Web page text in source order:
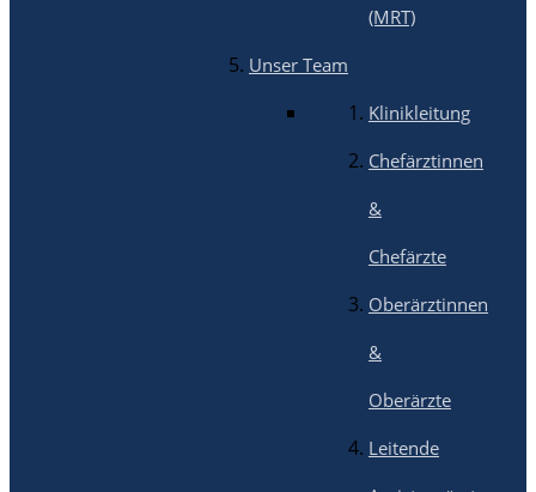
(MRT)
Unser Team
Klinikleitung
Chefärztinnen
&
Chefärzte
Oberärztinnen
&
Oberärzte
Leitende